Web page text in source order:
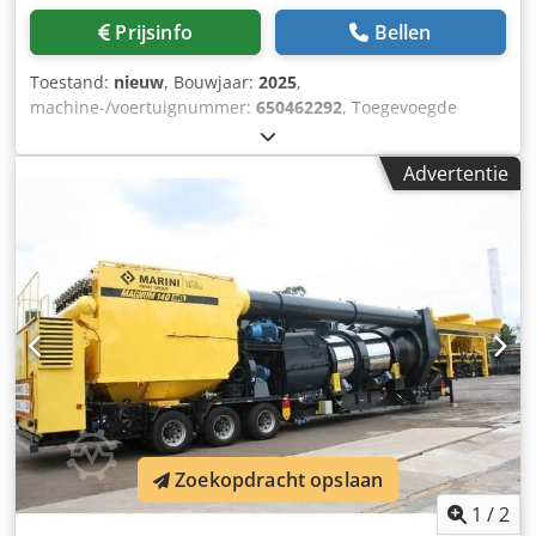
Prijsinfo Bellen
Toestand: nieuw, Bouwjaar: 2025,
machine-/voertuignummer: 650462292, Toegevoegde
opties en accessoires Noten MARINI IJZER T-BOX 50
MOBIELE ASFALTCENTRALE Bouwjaar: 2021
Openingstijden: Nieuw - Productiecapaciteit: 50 to./h. - CE-
Droogtrommel: continu - Brander: Marini CF 04 met 7,3
MW - Menger: roterend - filtersysteem: 180 m²
filteroppervlak - besturingscabine met automatisch en
handmatig regelsysteem Marini - 1 jaar garantie
Invoerfouten en vergissingen in dit aanbod worden
uitdrukkelijk voorbehouden. Alleen de specifieke afspraken
in de orderbevestiging of in het koopcontract zijn
bepalend. Meer bouwmachines en menginstallaties op
onze website Verder informatie Doel: Bouw, Gebruikt
materiaal: Asfalt, Algemene staat: Zeer goed, Technische
staat: Zeer goed, Visuele staat: Zeer goed,
Advertentie
1 /2
Zoekopdracht opslaan